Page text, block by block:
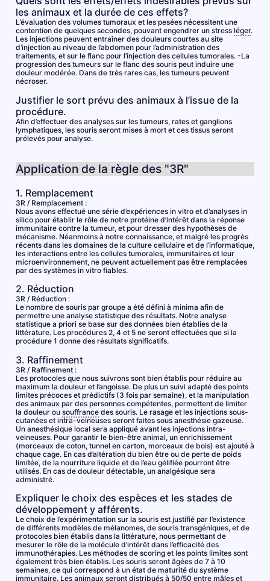
les animaux et la durée de ces effets?
L’évaluation des volumes tumoraux et les pesées nécessitent une
contention de quelques secondes, pouvant engendrer un stress léger.
Les injections peuvent entraîner des douleurs courtes au site
d’injection au niveau de l’abdomen pour l’administration des
traitements, et sur le flanc pour l’injection des cellules tumorales. -La
progression des tumeurs sur le flanc des souris peut induire une
douleur modérée. Dans de très rares cas, les tumeurs peuvent
nécroser.
Justifier le sort prévu des animaux à l’issue de la
procédure.
Afin d’effectuer des analyses sur les tumeurs, rates et ganglions
lymphatiques, les souris seront mises à mort et ces tissus seront
prélevés pour analyse.
Application de la règle des "3R"
1. Remplacement
3R / Remplacement :
Nous avons effectué une série d’expériences in vitro et d’analyses in
silico pour établir le rôle de notre protéine d’intérêt dans la réponse
immunitaire contre la tumeur, et pour dresser des hypothèses de
mécanisme. Néanmoins à notre connaissance, et malgré les progrès
récents dans les domaines de la culture cellulaire et de l’informatique,
les interactions entre les cellules tumorales, immunitaires et leur
microenvironnement, ne peuvent actuellement pas être remplacées
par des systèmes in vitro fiables.
2. Réduction
3R / Réduction :
Le nombre de souris par groupe a été défini à minima afin de
permettre une analyse statistique des résultats. Notre analyse
statistique a priori se base sur des données bien établies de la
littérature. Les procédures 2, 4 et 5 ne seront effectuées que si la
procédure 1 donne des résultats significatifs.
3. Raffinement
3R / Raffinement :
Les protocoles que nous suivrons sont bien établis pour réduire au
maximum la douleur et l’angoisse. De plus un suivi adapté des points
limites précoces et prédictifs (3 fois par semaine), et la manipulation
des animaux par des personnes compétentes, permettent de limiter
la douleur ou souffrance des souris. Le rasage et les injections sous-
cutanées et intra-veineuses seront faites sous anesthésie gazeuse.
Un anesthésique local sera appliqué avant les injections intra-
veineuses. Pour garantir le bien-être animal, un enrichissement
(morceaux de coton, tunnel en carton, morceaux de bois) est ajouté à
chaque cage. En cas d’altération du bien être ou de perte de poids
limitée, de la nourriture liquide et de l’eau gélifiée pourront être
utilisés. En cas de douleur détectable, un analgésique sera
administré.
Expliquer le choix des espèces et les stades de
développement y afférents.
Le choix de l’expérimentation sur la souris est justifié par l’existence
de différents modèles de mélanomes, de souris transgéniques, et de
protocoles bien établis dans la littérature, nous permettant de
mesurer le rôle de la molécule d’intérêt dans l’efficacité des
immunothérapies. Les méthodes de scoring et les points limites sont
également très bien établis. Les souris seront âgées de 7 à 10
semaines, ce qui correspond à un état de maturité du système
immunitaire. Les animaux seront distribués à 50/50 entre mâles et